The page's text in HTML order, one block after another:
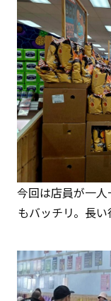
今回は店員が一
もバッチリ。長